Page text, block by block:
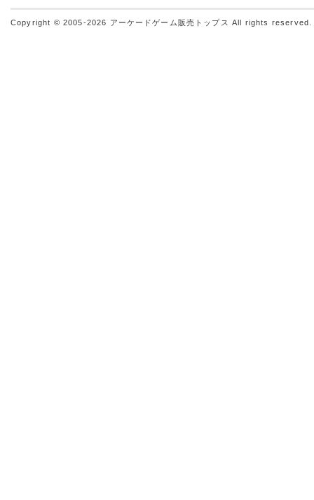
Copyright © 2005-2026 アーケードゲーム販売トップス All rights reserved.